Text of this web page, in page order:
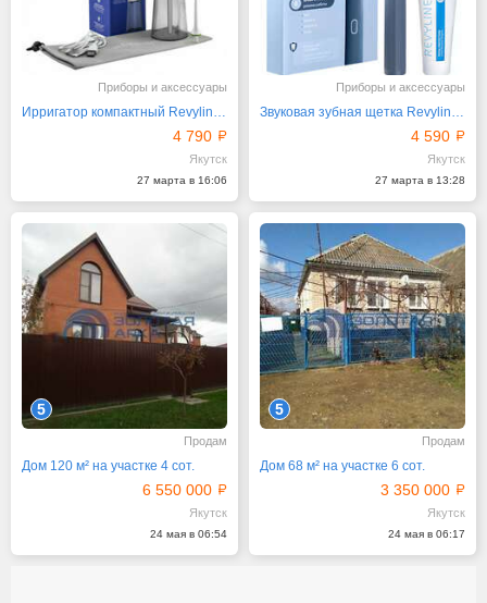
Приборы и аксессуары
Ирригатор компактный Revyline RL 660 New, White
4 790
Якутск
27 марта в 16:06
Приборы и аксессуары
Звуковая зубная щетка Revyline RL060 Blue и паста
4 590
Якутск
27 марта в 13:28
5
Продам
Дом 120 м² на участке 4 сот.
6 550 000
Якутск
24 мая в 06:54
5
Продам
Дом 68 м² на участке 6 сот.
3 350 000
Якутск
24 мая в 06:17